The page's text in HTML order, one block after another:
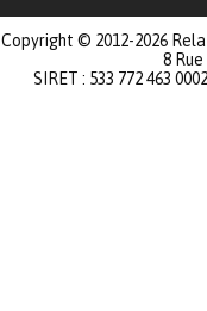
Copyright © 2012-2026
8
SIRET : 533 772 463